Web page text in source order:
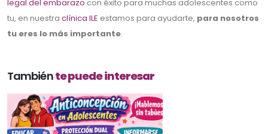
legal del embarazo con éxito para muchas adolescentes como
tu, en nuestra clínica ILE estamos para ayudarte, para nosotros
tu eres lo más importante.
Tambiénte puede interesar